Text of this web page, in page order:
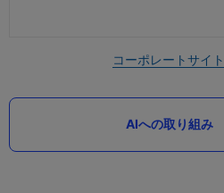
コーポレートサイト
AIへの取り組み